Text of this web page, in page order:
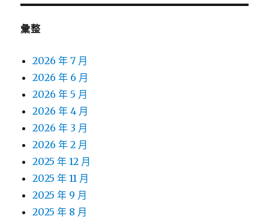
彙整
2026 年 7 月
2026 年 6 月
2026 年 5 月
2026 年 4 月
2026 年 3 月
2026 年 2 月
2025 年 12 月
2025 年 11 月
2025 年 9 月
2025 年 8 月